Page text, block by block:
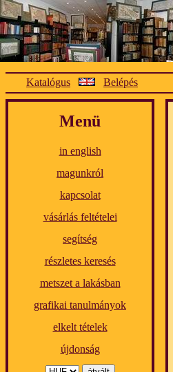
Katalógus Belépés
Menü
in english
magunkról
kapcsolat
vásárlás feltételei
segítség
részletes keresés
metszet a lakásban
grafikai tanulmányok
elkelt tételek
újdonság